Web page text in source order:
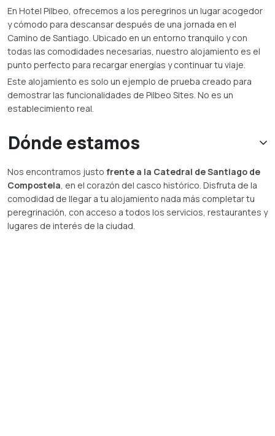
En Hotel Pilbeo, ofrecemos a los peregrinos un lugar acogedor
y cómodo para descansar después de una jornada en el
Camino de Santiago. Ubicado en un entorno tranquilo y con
todas las comodidades necesarias, nuestro alojamiento es el
punto perfecto para recargar energías y continuar tu viaje.
Este alojamiento es solo un ejemplo de prueba creado para
demostrar las funcionalidades de Pilbeo Sites. No es un
establecimiento real.
Dónde estamos
Nos encontramos justo frente a la Catedral de Santiago de
Compostela, en el corazón del casco histórico. Disfruta de la
comodidad de llegar a tu alojamiento nada más completar tu
peregrinación, con acceso a todos los servicios, restaurantes y
lugares de interés de la ciudad.